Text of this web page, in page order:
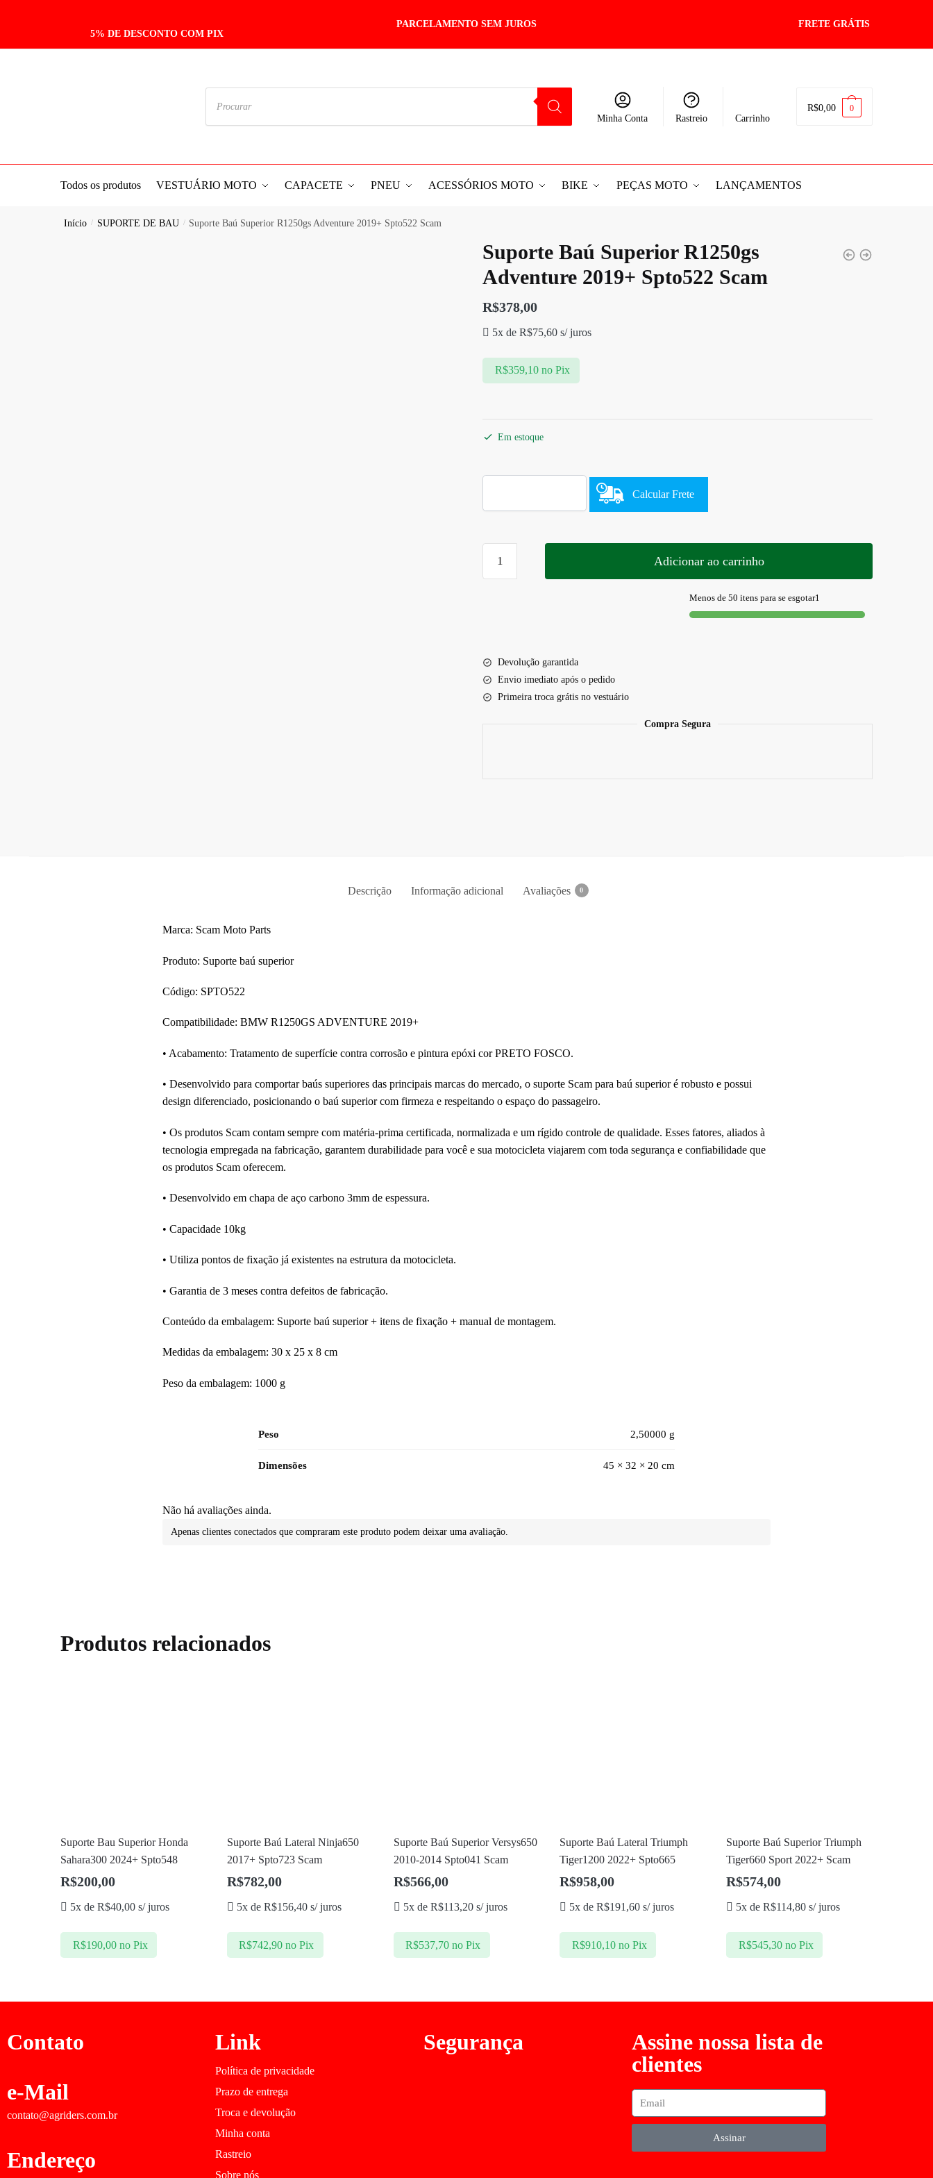
5% DE DESCONTO COM PIX
PARCELAMENTO SEM JUROS FRETE GRÁTIS
Minha Conta Rastreio Carrinho
R$0,00 0
Todos os produtos VESTUÁRIO MOTO CAPACETE PNEU ACESSÓRIOS MOTO BIKE PEÇAS MOTO LANÇAMENTOS
Início / SUPORTE DE BAU / Suporte Baú Superior R1250gs Adventure 2019+ Spto522 Scam
Suporte Baú Superior R1250gs
Adventure 2019+ Spto522 Scam
R$378,00
5x deR$75,60 s/ juros
R$359,10 no Pix
Em estoque
Calcular Frete
Adicionar ao carrinho
Menos de 50 itens para se esgotar1
Devolução garantida
Envio imediato após o pedido
Primeira troca grátis no vestuário
Compra Segura
Descrição Informação adicional Avaliações 0
Marca: Scam Moto Parts
Produto: Suporte baú superior
Código: SPTO522
Compatibilidade: BMW R1250GS ADVENTURE 2019+
• Acabamento: Tratamento de superfície contra corrosão e pintura epóxi cor PRETO FOSCO.
• Desenvolvido para comportar baús superiores das principais marcas do mercado, o suporte Scam para baú superior é robusto e possui
design diferenciado, posicionando o baú superior com firmeza e respeitando o espaço do passageiro.
• Os produtos Scam contam sempre com matéria-prima certificada, normalizada e um rígido controle de qualidade. Esses fatores, aliados à
tecnologia empregada na fabricação, garantem durabilidade para você e sua motocicleta viajarem com toda segurança e confiabilidade que
os produtos Scam oferecem.
• Desenvolvido em chapa de aço carbono 3mm de espessura.
• Capacidade 10kg
• Utiliza pontos de fixação já existentes na estrutura da motocicleta.
• Garantia de 3 meses contra defeitos de fabricação.
Conteúdo da embalagem: Suporte baú superior + itens de fixação + manual de montagem.
Medidas da embalagem: 30 x 25 x 8 cm
Peso da embalagem: 1000 g
Peso 2,50000 g
Dimensões 45 × 32 × 20 cm
Não há avaliações ainda.
Apenas clientes conectados que compraram este produto podem deixar uma avaliação.
Produtos relacionados
Suporte Bau Superior Honda
Sahara300 2024+ Spto548
R$200,00
5x deR$40,00 s/ juros
R$190,00 no Pix
Suporte Baú Lateral Ninja650
2017+ Spto723 Scam
R$782,00
5x de R$156,40s/ juros
R$742,90 no Pix
Suporte Baú Superior Versys650
2010-2014 Spto041 Scam
R$566,00
5x de R$113,20s/ juros
R$537,70 no Pix
Suporte Baú Lateral Triumph
Tiger1200 2022+ Spto665
R$958,00
5x deR$191,60 s/ juros
R$910,10 no Pix
Suporte Baú Superior Triumph
Tiger660 Sport 2022+ Scam
R$574,00
5x deR$114,80 s/ juros
R$545,30 no Pix
Contato
e-Mail
contato@agriders.com.br
Endereço
Link
Política de privacidade
Prazo de entrega
Troca e devolução
Minha conta
Rastreio
Sobre nós
Segurança
Assine nossa lista de
clientes
Assinar